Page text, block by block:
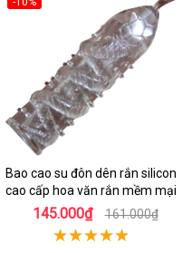
Bao cao su đôn dên rắn silicon
cao cấp hoa văn rắn mềm mại
145.000₫ 161.000₫